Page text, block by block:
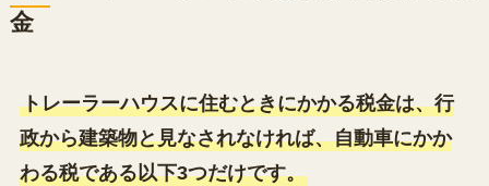
金
トレーラーハウスに住むときにかかる税金は、行
政から建築物と見なされなければ、自動車にかか
わる税である以下3つだけです。